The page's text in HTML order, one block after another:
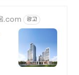
.com 광고